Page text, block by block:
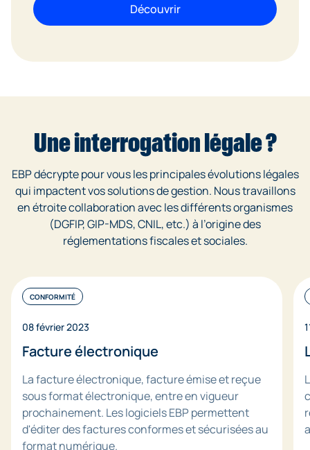
Découvrir
Une interrogation légale ?
EBP décrypte pour vous les principales évolutions légales
qui impactent vos solutions de gestion. Nous travaillons
en étroite collaboration avec les différents organismes
(DGFIP, GIP-MDS, CNIL, etc.) à l’origine des
réglementations fiscales et sociales.
CONFORMITÉ
08 février 2023
Facture électronique
La facture électronique, facture émise et reçue
sous format électronique, entre en vigueur
prochainement. Les logiciels EBP permettent
d'éditer des factures conformes et sécurisées au
format numérique.